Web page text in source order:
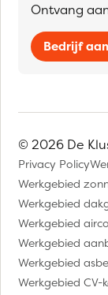
Ontvang
Bedrijf
© 2026 De
Privacy Policy
Werkgebied
Werkgebied
Werkgebied
Werkgebied
Werkgebied
Werkgebied CV-